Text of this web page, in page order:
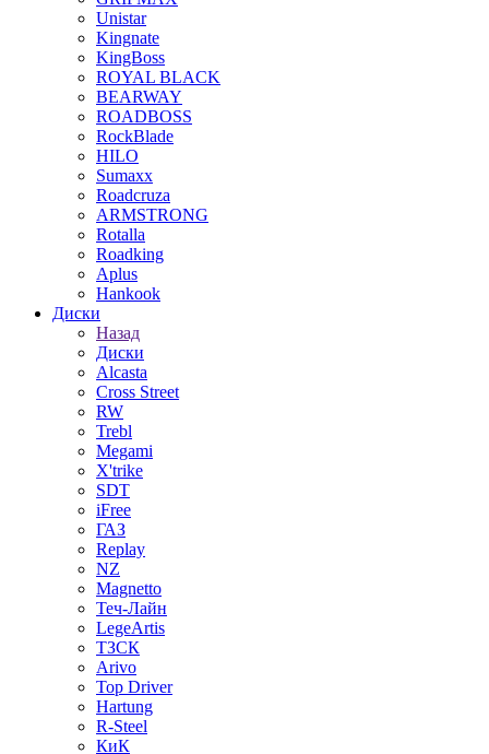
Unistar
Kingnate
KingBoss
ROYAL BLACK
BEARWAY
ROADBOSS
RockBlade
HILO
Sumaxx
Roadcruza
ARMSTRONG
Rotalla
Roadking
Aplus
Hankook
Диски
Назад
Диски
Alcasta
Cross Street
RW
Trebl
Megami
X'trike
SDT
iFree
ГАЗ
Replay
NZ
Magnetto
Теч-Лайн
LegeArtis
ТЗСК
Arivo
Top Driver
Hartung
R-Steel
КиК